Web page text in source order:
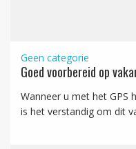
Geen categorie
Goed voorbereid op
Wanneer u met het GPS
is het verstandig om dit